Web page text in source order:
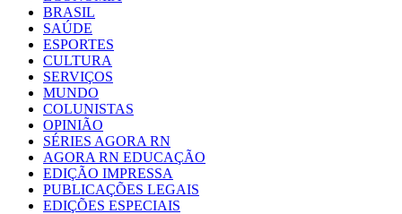
BRASIL
SAÚDE
ESPORTES
CULTURA
SERVIÇOS
MUNDO
COLUNISTAS
OPINIÃO
SÉRIES AGORA RN
AGORA RN EDUCAÇÃO
EDIÇÃO IMPRESSA
PUBLICAÇÕES LEGAIS
EDIÇÕES ESPECIAIS